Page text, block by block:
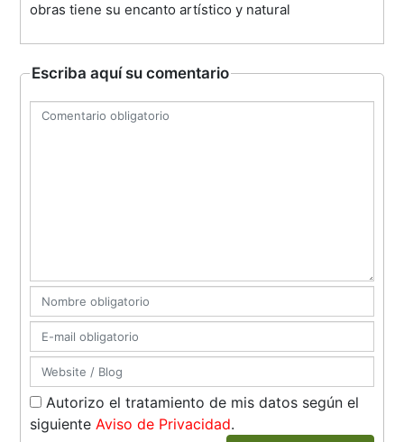
obras tiene su encanto artístico y natural
Escriba aquí su comentario
Autorizo el tratamiento de mis datos según el
siguienteAviso de Privacidad.